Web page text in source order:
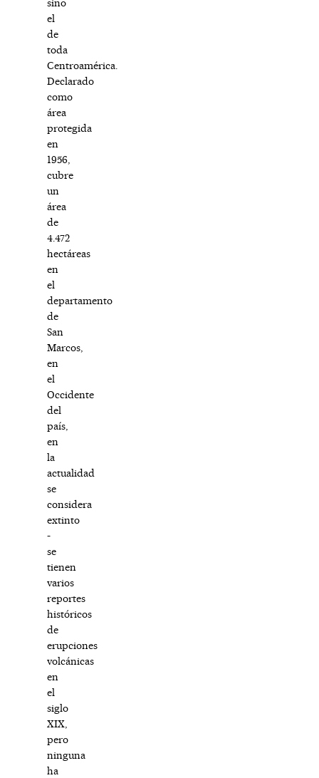
sino
el
de
toda
Centroamérica.
Declarado
como
área
protegida
en
1956,
cubre
un
área
de
4.472
hectáreas
en
el
departamento
de
San
Marcos,
en
el
Occidente
del
país,
en
la
actualidad
se
considera
extinto
-
se
tienen
varios
reportes
históricos
de
erupciones
volcánicas
en
el
siglo
XIX,
pero
ninguna
ha